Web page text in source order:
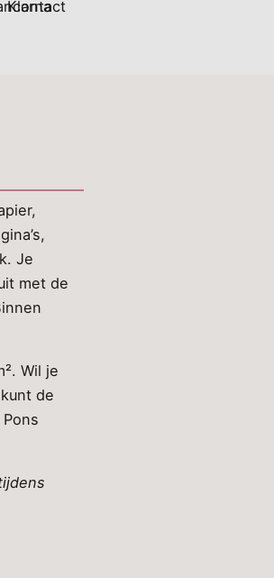
Je
met de
Wil je
de